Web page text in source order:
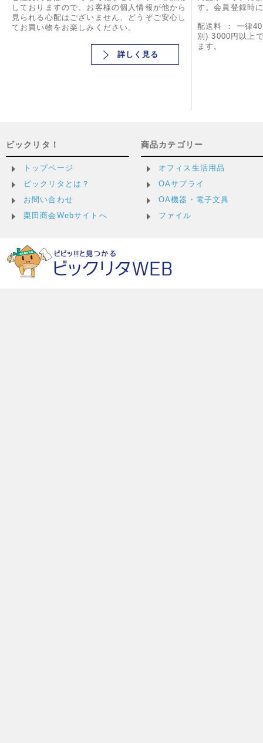
しておりますので、お客様の個人情報が他から
見られる心配はございません、どうぞご安心し
てお買い物をお楽しみください。
詳しく見る
す。会員登録時
配送料 ： 一律
別) 3000円以上
ます。
ビックリタ！
トップページ
ビックリタとは？
お問い合わせ
栗田商会Webサイトへ
商品カテゴリー
オフィス生活用品
OAサプライ
OA機器・電子文具
ファイル